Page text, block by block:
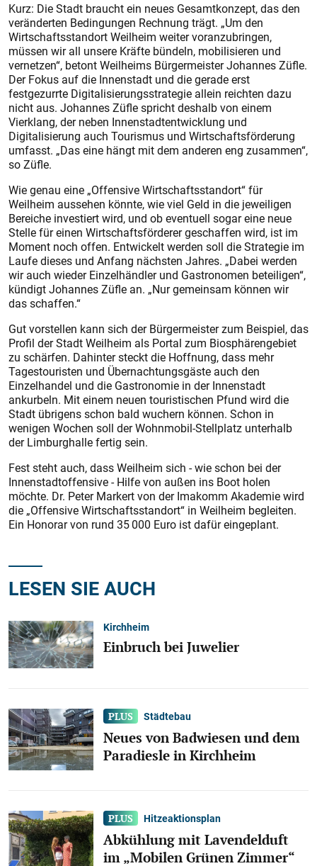
Kurz: Die Stadt braucht ein neues Gesamtkonzept, das den
veränderten Bedingungen Rechnung trägt. „Um den
Wirtschaftsstandort Weilheim weiter voranzubringen,
müssen wir all unsere Kräfte bündeln, mobilisieren und
vernetzen“, betont Weilheims Bürgermeister Johannes Züfle.
Der Fokus auf die Innenstadt und die gerade erst
festgezurrte Digitalisierungsstrategie allein reichten dazu
nicht aus. Johannes Züfle spricht deshalb von einem
Vierklang, der neben Innenstadtentwicklung und
Digitalisierung auch Tourismus und Wirtschaftsförderung
umfasst. „Das eine hängt mit dem anderen eng zusammen“,
so Züfle.
Wie genau eine „Offensive Wirtschaftsstandort“ für
Weilheim aussehen könnte, wie viel Geld in die jeweiligen
Bereiche investiert wird, und ob eventuell sogar eine neue
Stelle für einen Wirtschaftsförderer geschaffen wird, ist im
Moment noch offen. Entwickelt werden soll die Strategie im
Laufe dieses und Anfang nächsten Jahres. „Dabei werden
wir auch wieder Einzelhändler und Gastronomen beteiligen“,
kündigt Johannes Züfle an. „Nur gemeinsam können wir
das schaffen.“
Gut vorstellen kann sich der Bürgermeister zum Beispiel, das
Profil der Stadt Weilheim als Portal zum Biosphärengebiet
zu schärfen. Dahinter steckt die Hoffnung, dass mehr
Tagestouristen und Übernachtungsgäste auch den
Einzelhandel und die Gastronomie in der Innenstadt
ankurbeln. Mit einem neuen touristischen Pfund wird die
Stadt übrigens schon bald wuchern können. Schon in
wenigen Wochen soll der Wohnmobil-Stellplatz unterhalb
der Limburghalle fertig sein.
Fest steht auch, dass Weilheim sich - wie schon bei der
Innenstadtoffensive - Hilfe von außen ins Boot holen
möchte. Dr. Peter Markert von der Imakomm Akademie wird
die „Offensive Wirtschaftsstandort“ in Weilheim begleiten.
Ein Honorar von rund 35 000 Euro ist dafür eingeplant.
LESEN SIE AUCH
Kirchheim
Einbruch bei Juwelier
Städtebau
Neues von Badwiesen und dem
Paradiesle in Kirchheim
Hitzeaktionsplan
Abkühlung mit Lavendelduft
im „Mobilen Grünen Zimmer“